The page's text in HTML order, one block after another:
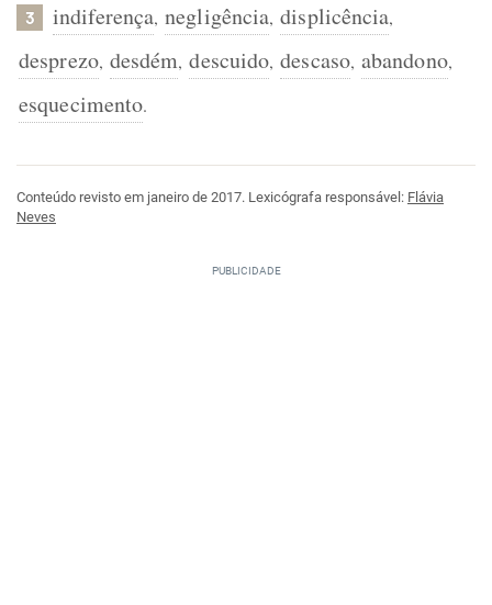
3 indiferença, negligência, displicência,
desprezo, desdém, descuido, descaso, abandono,
esquecimento.
Conteúdo revisto em janeiro de 2017. Lexicógrafa responsável: Flávia
Neves